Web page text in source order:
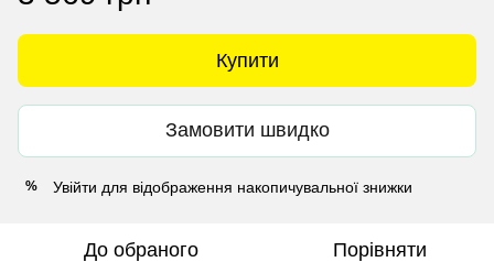
Купити
Замовити швидко
% Увійти для відображення накопичувальної знижки
До обраного Порівняти